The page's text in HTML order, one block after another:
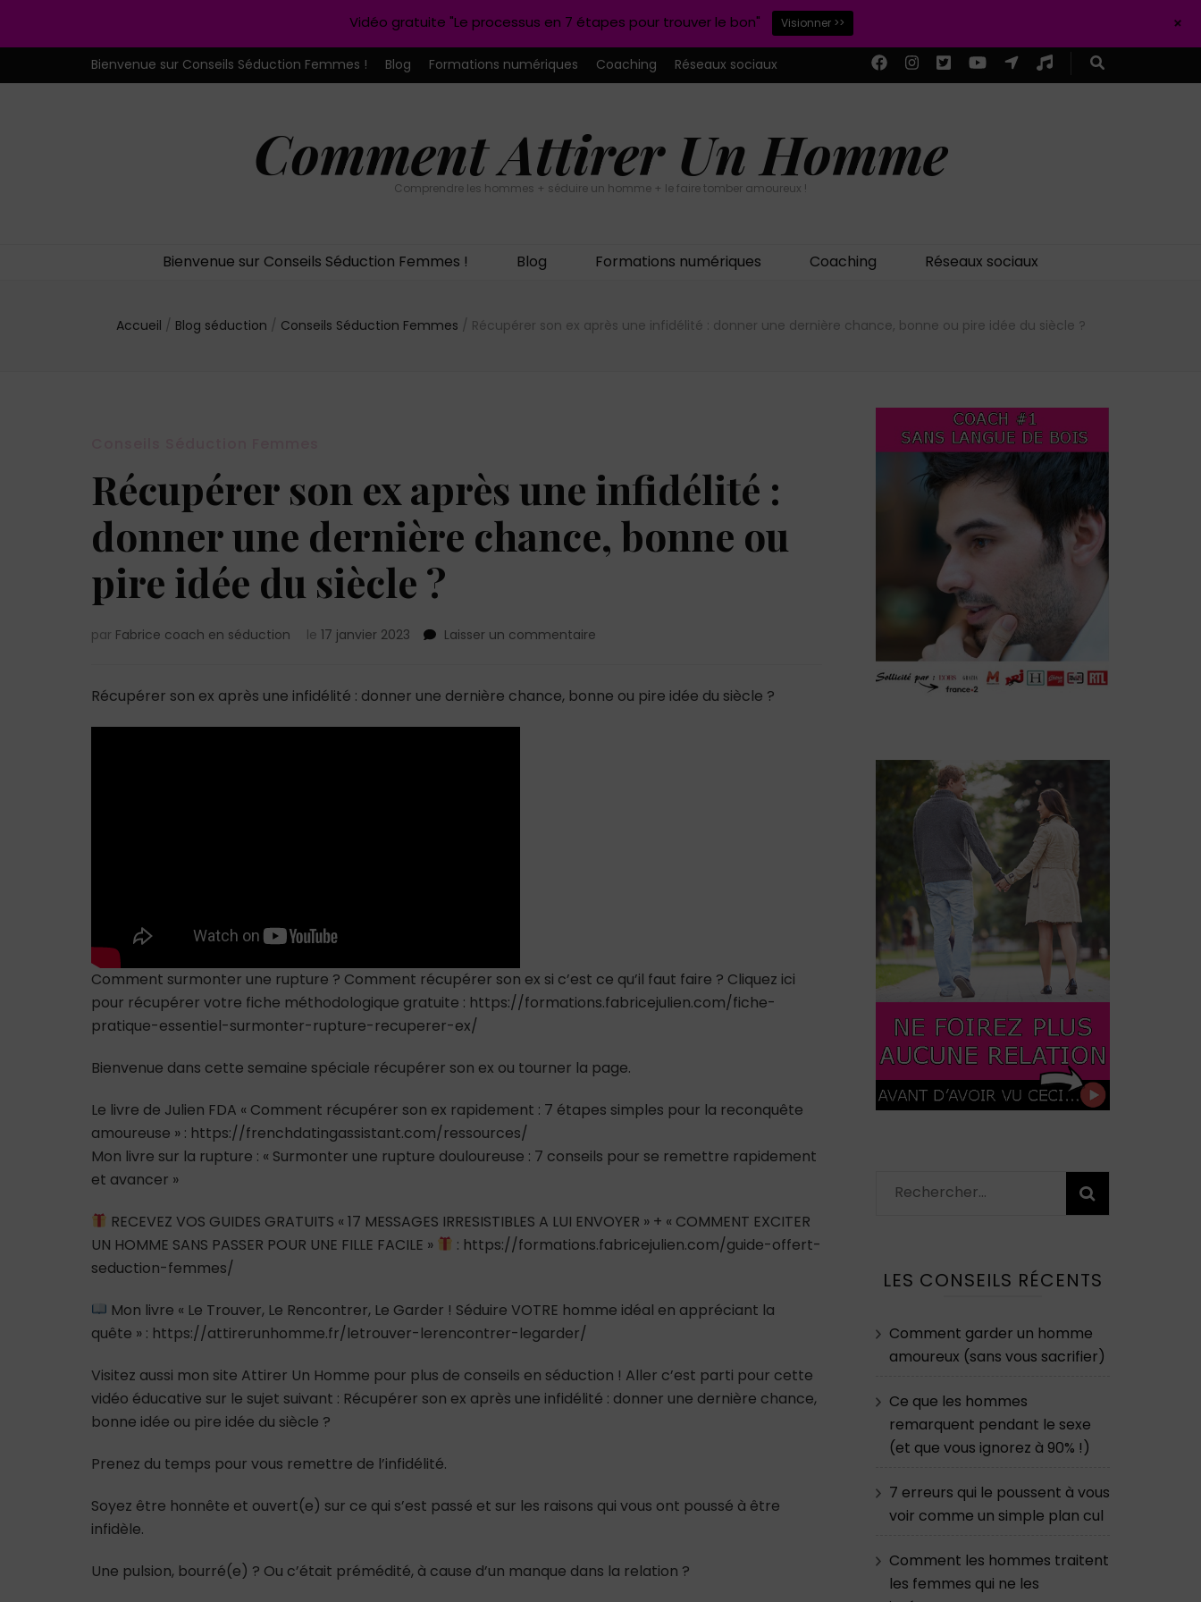
Bienvenue sur Conseils Séduction Femmes ! Blog Formations numériques Coaching Réseaux sociaux
Comment Attirer Un Homme
Comprendre les hommes + séduire un homme + le faire tomber amoureux !
Bienvenue sur Conseils Séduction Femmes ! Blog Formations numériques Coaching Réseaux sociaux
Accueil / Blog séduction / Conseils Séduction Femmes / Récupérer son ex après une infidélité : donner une dernière chance, bonne ou pire idée du siècle ?
Récupérer son ex après une infidélité :
donner une dernière chance, bonne ou
pire idée du siècle ?
par Fabrice coach en séduction le 17 janvier 2023 Laisser un commentaire
ex
Récupérer son ex après une infidélité : donner une dernière chance, bonne ou pire idée du siècle ?
Comment surmonter une rupture ? Comment récupérer son ex si c’est ce qu’il faut faire ? Cliquez ici
pour récupérer votre fiche méthodologique gratuite : https://formations.fabricejulien.com/fiche-
pratique-essentiel-surmonter-rupture-recuperer-ex/
Bienvenue dans cette semaine spéciale récupérer son ex ou tourner la page.
Le livre de Julien FDA « Comment récupérer son ex rapidement : 7 étapes simples pour la reconquête
amoureuse » : https://frenchdatingassistant.com/ressources/
Mon livre sur la rupture : « Surmonter une rupture douloureuse : 7 conseils pour se remettre rapidement
et avancer »
RECEVEZ VOS GUIDES GRATUITS « 17 MESSAGES IRRESISTIBLES A LUI ENVOYER » + « COMMENT EXCITER
UN HOMME SANS PASSER POUR UNE FILLE FACILE »
: https://formations.fabricejulien.com/guide-offert-
seduction-femmes/
Mon livre « Le Trouver, Le Rencontrer, Le Garder ! Séduire VOTRE homme idéal en appréciant la
quête » : https://attirerunhomme.fr/letrouver-lerencontrer-legarder/
Visitez aussi mon site Attirer Un Homme pour plus de conseils en séduction ! Aller c’est parti pour cette
vidéo éducative sur le sujet suivant : Récupérer son ex après une infidélité : donner une dernière chance,
bonne idée ou pire idée du siècle ?
Prenez du temps pour vous remettre de l’infidélité.
Soyez être honnête et ouvert(e) sur ce qui s’est passé et sur les raisons qui vous ont poussé à être
infidèle.
Une pulsion, bourré(e) ? Ou c’était prémédité, à cause d’un manque dans la relation ?
Rechercher :
LES CONSEILS RÉCENTS
Comment garder un homme
amoureux (sans vous sacrifier)
Ce que les hommes
remarquent pendant le sexe
(et que vous ignorez à 90% !)
7 erreurs qui le poussent à vous
voir comme un simple plan cul
Comment les hommes traitent
les femmes qui ne les
Vidéo gratuite "Le processus en 7 étapes pour trouver le bon" Visionner >> +